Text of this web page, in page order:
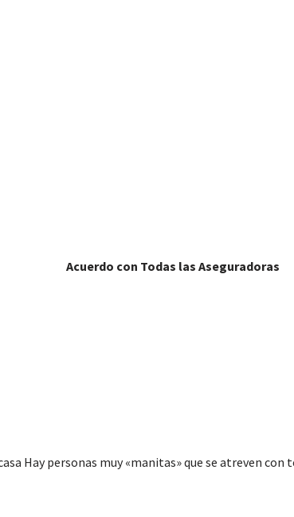
Acuerdo con Todas las Aseguradoras
Hay personas muy «manitas» que se atreven con